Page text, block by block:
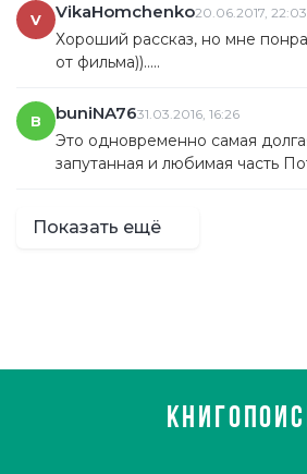
V VikaHomchenko20.06.2017, 22:03
Хороший рассказ, но мне
от фильма)).....
B buniNA7631.03.2016, 16:26
Это одновременно самая
запутанная и любимая часть
Показать ещё